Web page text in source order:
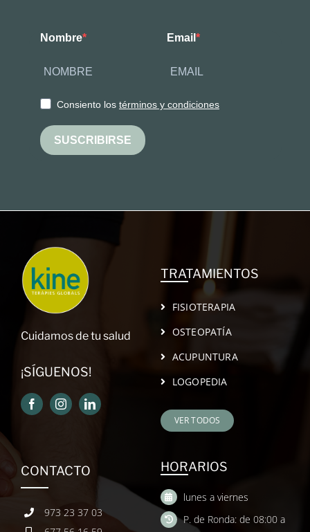
Nombre Email
Consiento los términos y condiciones
SUSCRIBIRSE
Cuidamos de tu salud
¡SÍGUENOS!
TRATAMIENTOS
FISIOTERAPIA
OSTEOPATÍA
ACUPUNTURA
LOGOPEDIA
VER TODOS
CONTACTO
973 23 37 03
HORARIOS
lunes a viernes
P. de Ronda: de 08:00 a